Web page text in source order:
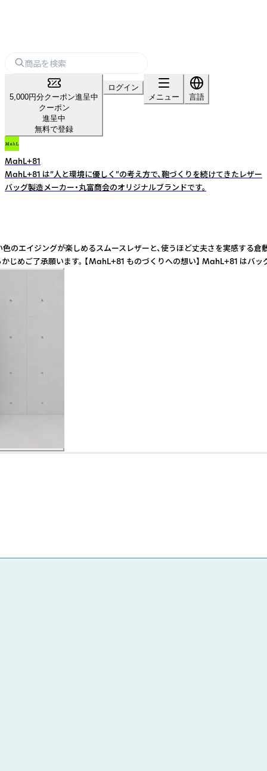
5,000円分クーポン進呈中
クーポン
進呈中
無料で登録
ログイン
メニュー
言語
MahL+81
MahL+81 は”人と環境に優しく”の考え方で、鞄づくりを続けてきたレザー
バッグ製造メーカー・丸富商会のオリジナルブランドです。
ングが楽しめるスムースレザーと、使うほど丈夫さを実感する
じめご了承願います。 【MahL+81 ものづくりへの想い】 MahL+81 はバ